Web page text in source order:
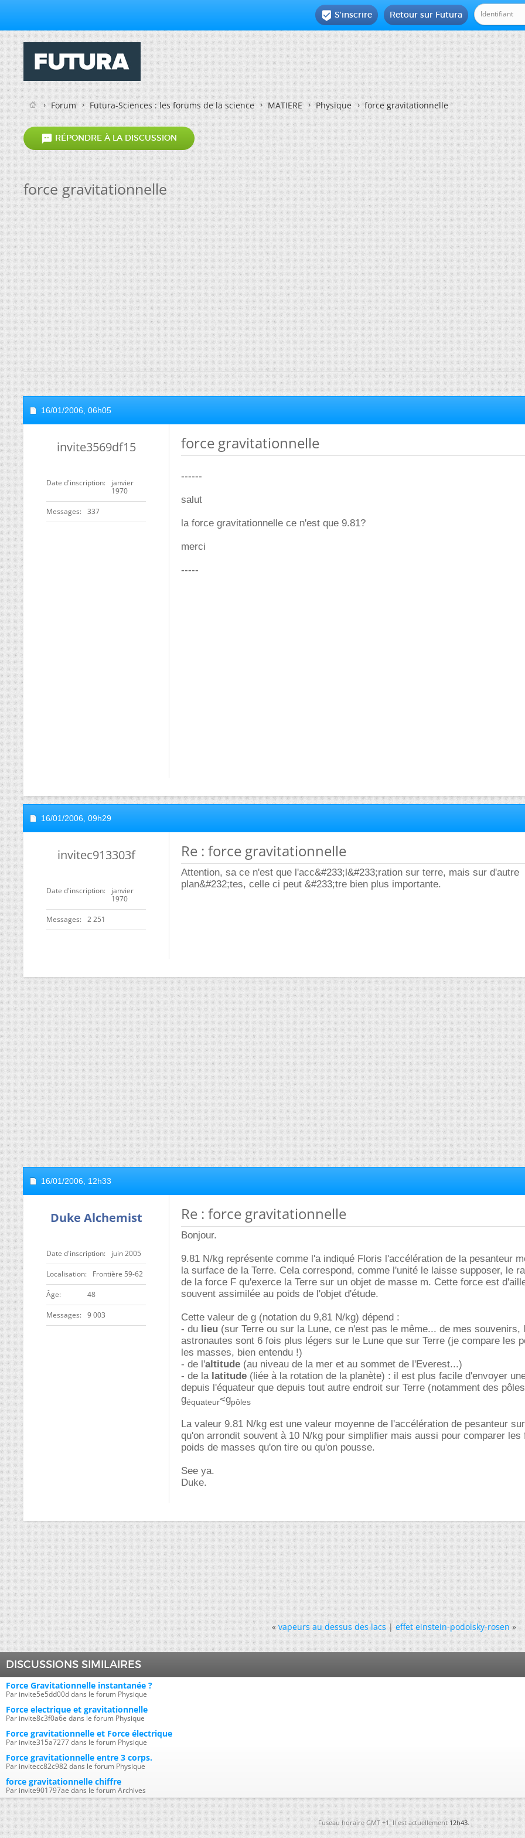
Retour sur Futura
 S'inscrire
Forum Futura-Sciences : les forums de la science MATIERE Physique force gravitationnelle
 RÉPONDRE À LA DISCUSSION
force gravitationnelle
16/01/2006, 06h05
invite3569df15
Date d'inscription
janvier
1970
Messages 337
force gravitationnelle
------
salut
la force gravitationnelle ce n'est que 9.81?
merci
-----
16/01/2006, 09h29
invitec913303f
Date d'inscription
janvier
1970
Messages 2 251
Re : force gravitationnelle
Attention, sa ce n'est que l'acc&#233;l&#233;ration sur terre, mais sur d'autre
plan&#232;tes, celle ci peut &#233;tre bien plus importante.
16/01/2006, 12h33
Duke Alchemist
Date d'inscription juin 2005
Localisation Frontière 59-62
ge 48
Messages 9 003
Re : force gravitationnelle
Bonjour.
9.81 N/kg représente comme l'a indiqué Floris l'accélération de la pesanteur
la surface de la Terre. Cela correspond, comme l'unité le laisse supposer, le
de la force F qu'exerce la Terre sur un objet de masse m. Cette force est
souvent assimilée au poids de l'objet d'étude.
Cette valeur de g (notation du 9,81 N/kg) dépend :
- du lieu (sur Terre ou sur la Lune, ce n'est pas le même... de mes souvenirs,
astronautes sont 6 fois plus légers sur le Lune que sur Terre (je compare les
les masses, bien entendu !)
- de l'altitude (au niveau de la mer et au sommet de l'Everest...)
- de la latitude (liée à la rotation de la planète) : il est plus facile d'envoyer
depuis l'équateur que depuis tout autre endroit sur Terre (notamment des
géquateur<gpôles
La valeur 9.81 N/kg est une valeur moyenne de l'accélération de pesanteur
qu'on arrondit souvent à 10 N/kg pour simplifier mais aussi pour comparer les
poids de masses qu'on tire ou qu'on pousse.
See ya.
Duke.
« vapeurs au dessus des lacs|effet einstein-podolsky-rosen »
DISCUSSIONS SIMILAIRES
Force Gravitationnelle instantanée ?
Par invite5e5dd00d dans le forum Physique
Force electrique et gravitationnelle
Par invite8c3f0a6e dans le forum Physique
Force gravitationnelle et Force électrique
Par invite315a7277 dans le forum Physique
Force gravitationnelle entre 3 corps.
Par invitecc82c982 dans le forum Physique
force gravitationnelle chiffre
Par invite901797ae dans le forum Archives
Fuseau horaire GMT +1. Il est actuellement12h43.